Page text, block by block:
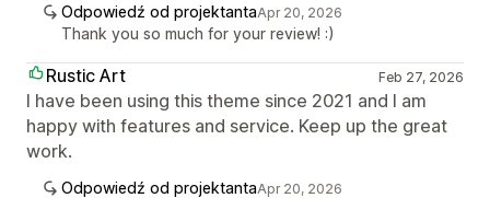
Odpowiedź od projektantaApr 20, 2026
Thank you so much for your review! :)
Rustic Art Feb 27, 2026
I have been using this theme since 2021 and I am
happy with features and service. Keep up the great
work.
Odpowiedź od projektantaApr 20, 2026